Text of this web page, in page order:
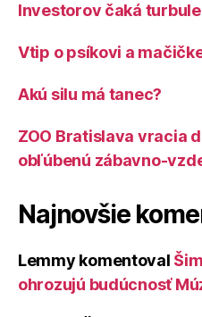
Investorov čaká
Vtip o psíkovi a
Akú silu má tanec?
ZOO Bratislava vracia
obľúbenú zábavno-
Najnovšie
Lemmy komentoval
ohrozujú budúcnosť